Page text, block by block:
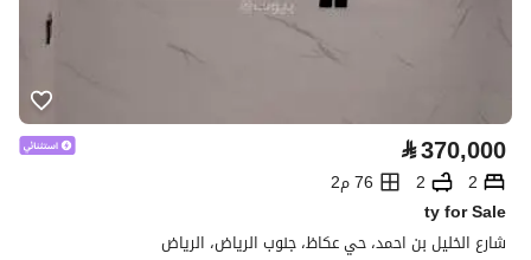
⃁370,000
2
2
76 م2
ty for Sale
شارع الخليل بن احمد، حي عكاظ، جنوب الرياض، الرياض